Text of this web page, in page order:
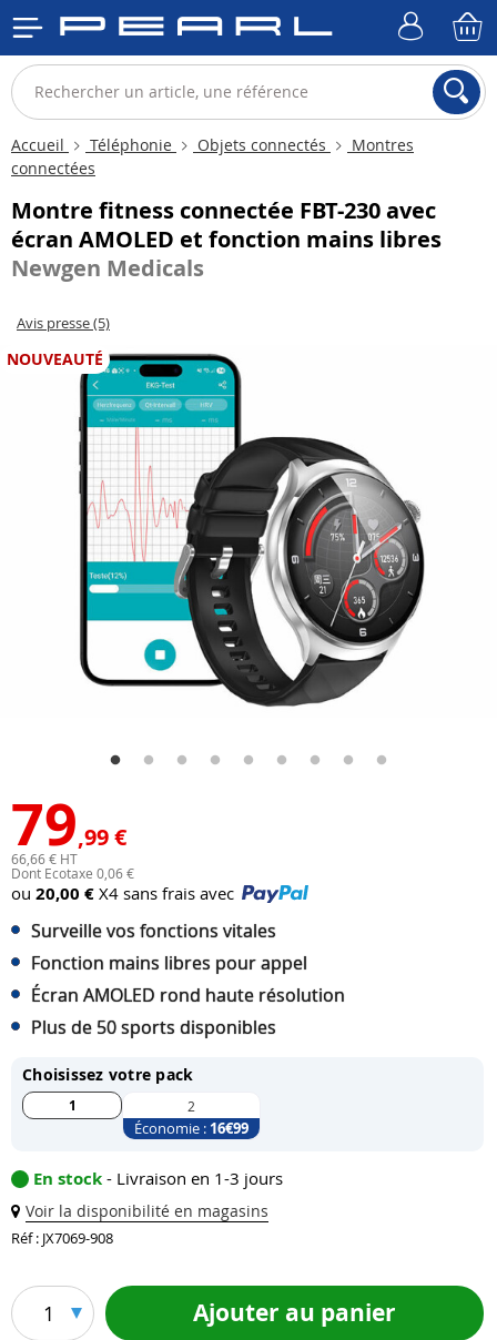
Accueil Téléphonie Objets connectés
Montres
connectées
Montre fitness connectée FBT-230 avec
écran AMOLED et fonction mains libres
Newgen Medicals
Avis presse (5)
NOUVEAUTÉ
79,99 €
66,66 € HT
Dont Ecotaxe 0,06 €
ou 20,00 € X4 sans frais avec
Surveille vos fonctions vitales
Fonction mains libres pour appel
Écran AMOLED rond haute résolution
Plus de 50 sports disponibles
Choisissez votre pack
1 2
Économie : 16€99
En stock - Livraison en 1-3 jours
Voir la disponibilité en magasins
Réf : JX7069-908
1 Ajouter au panier